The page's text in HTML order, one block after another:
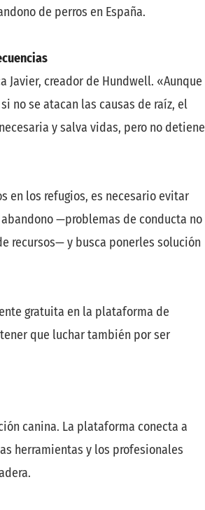
de perros en España.
Javier, creador de Hundwell. «Aunque
no se atacan las causas de raíz, el
y salva vidas, pero no detiene
en los refugios, es necesario evitar
—problemas de conducta no
recursos— y busca ponerles solución
gratuita en la plataforma de
que luchar también por ser
canina. La plataforma conecta a
herramientas y los profesionales